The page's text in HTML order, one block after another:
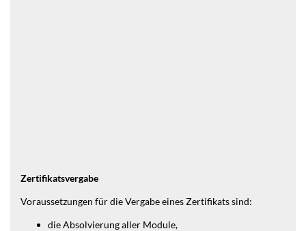
Zertifikatsvergabe
Voraussetzungen für die Vergabe eines Zertifikats sind:
die Absolvierung aller Module,